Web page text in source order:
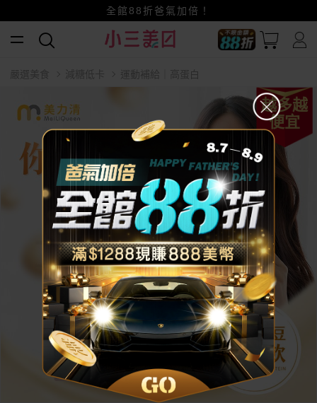
賺美幣~換好禮~立即換GO~
小三美日x全支付~美幣+全點折上折超划算
全館88折爸氣加倍！
嚴選美食 減糖低卡 運動補給｜高蛋白
越多越
便宜